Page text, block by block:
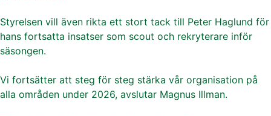
Styrelsen vill även rikta ett stort tack till Peter Haglund för
hans fortsatta insatser som scout och rekryterare inför
säsongen.
Vi fortsätter att steg för steg stärka vår organisation på
alla områden under 2026, avslutar Magnus Illman.